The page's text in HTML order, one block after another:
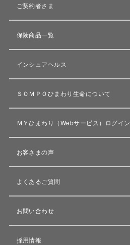
ご契約者さま
保険商品一覧
インシュアヘルス
ＳＯＭＰＯひまわり生命について
ＭＹひまわり（Webサービス）ログイン
お客さまの声
よくあるご質問
お問い合わせ
採用情報